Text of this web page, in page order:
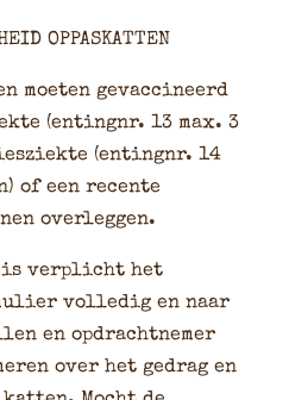
OPPASKATTEN
moeten gevaccineerd
(entingnr. 13 max. 3
(entingnr. 14
of een recente
overleggen.
is verplicht het
volledig en naar
en opdrachtnemer
over het gedrag en